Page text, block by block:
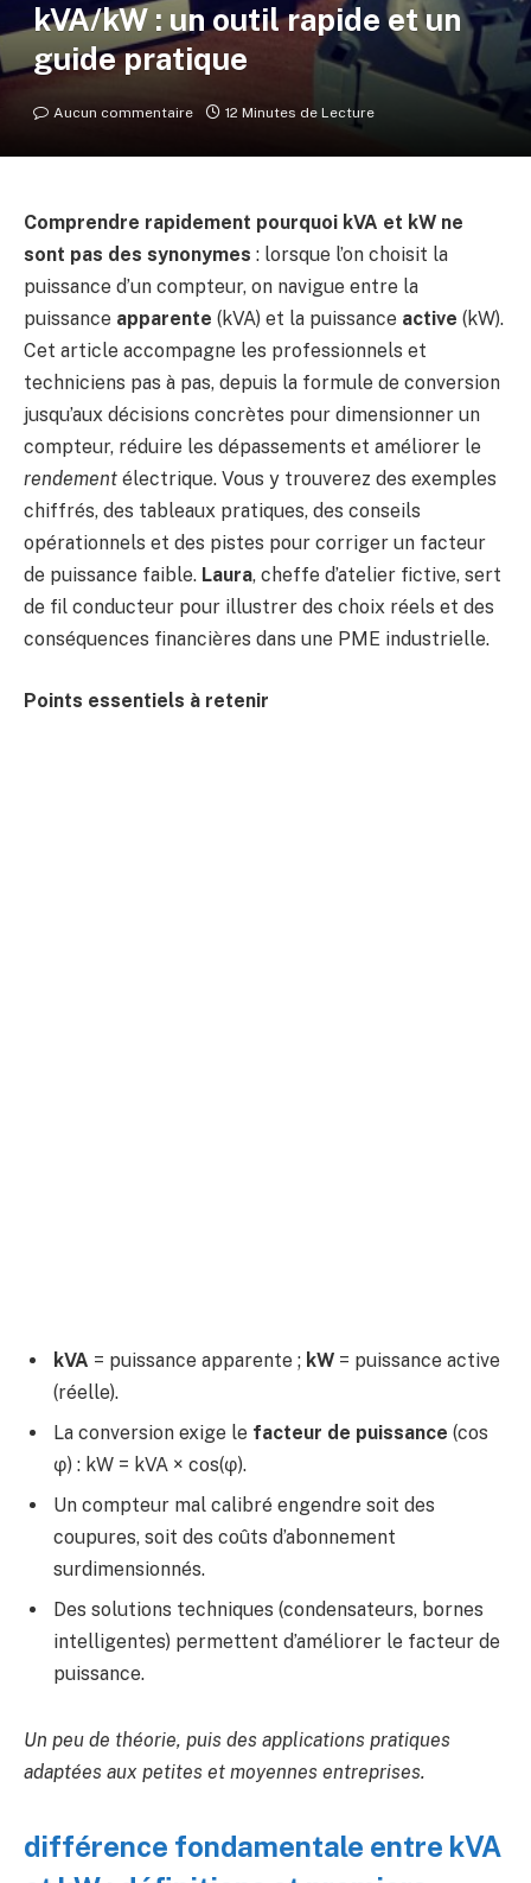
kVA/kW : un outil rapide et un
guide pratique
Aucun commentaire 12 Minutes de Lecture
Comprendre rapidement pourquoi kVA et kW ne
sont pas des synonymes : lorsque l’on choisit la
puissance d’un compteur, on navigue entre la
puissance apparente (kVA) et la puissance active (kW).
Cet article accompagne les professionnels et
techniciens pas à pas, depuis la formule de conversion
jusqu’aux décisions concrètes pour dimensionner un
compteur, réduire les dépassements et améliorer le
rendement électrique. Vous y trouverez des exemples
chiffrés, des tableaux pratiques, des conseils
opérationnels et des pistes pour corriger un facteur
de puissance faible. Laura, cheffe d’atelier fictive, sert
de fil conducteur pour illustrer des choix réels et des
conséquences financières dans une PME industrielle.
Points essentiels à retenir
kVA = puissance apparente ; kW = puissance active
(réelle).
La conversion exige le facteur de puissance (cos
φ) : kW = kVA × cos(φ).
Un compteur mal calibré engendre soit des
coupures, soit des coûts d’abonnement
surdimensionnés.
Des solutions techniques (condensateurs, bornes
intelligentes) permettent d’améliorer le facteur de
puissance.
Un peu de théorie, puis des applications pratiques
adaptées aux petites et moyennes entreprises.
différence fondamentale entre kVA